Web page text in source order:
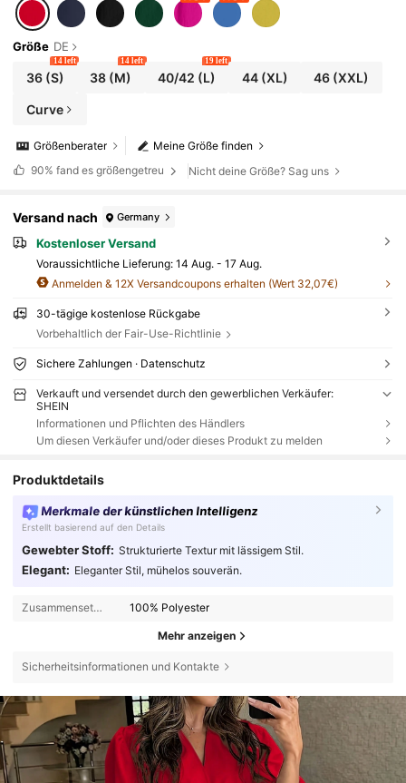
Größe DE
36(S)
14 left
38 (M)
14 left
40/42 (L)
19 left
44(XL) 46 (XXL)
Curve
Meine Größe finden
Größenberater
90% fand es größengetreu Nicht deine Größe? Sag uns
Versand nach Germany
Kostenloser Versand
Voraussichtliche Lieferung: 14 Aug. - 17 Aug.
Anmelden & 12X Versandcoupons erhalten (Wert 32,07€)
30-tägige kostenlose Rückgabe
Vorbehaltlich der Fair-Use-Richtlinie
Sichere Zahlungen · Datenschutz
Verkauft und versendet durch den gewerblichen Verkäufer:
SHEIN
Informationen und Pflichten des Händlers
Um diesen Verkäufer und/oder dieses Produkt zu melden
Produktdetails
Merkmale der künstlichen Intelligenz
Erstellt basierend auf den Details
Gewebter Stoff: Strukturierte Textur mit lässigem Stil.
Elegant: Eleganter Stil, mühelos souverän.
Zusammensetzung: 100% Polyester
Mehr anzeigen
Sicherheitsinformationen und Kontakte